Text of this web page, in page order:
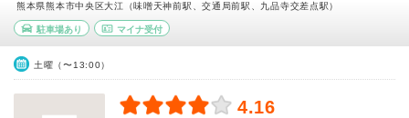
熊本県熊本市中央区大江（味噌天神前駅、交通局前駅、九品寺交差点駅）
駐車場あり マイナ受付
土曜（〜13:00）
4.16